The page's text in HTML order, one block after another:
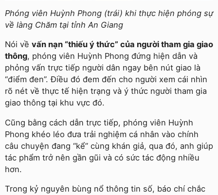
Phóng viên Huỳnh Phong (trái) khi thực hiện phóng sự
về làng Chăm tại tỉnh An Giang
Nói về vấn nạn “thiếu ý thức” của người tham gia giao
thông, phóng viên Huỳnh Phong đứng hiện dẫn và
phỏng vấn trực tiếp người dân ngay bên nút giao là
“điểm đen”. Điều đó đem đến cho người xem cái nhìn
rõ nét về thực tế hiện trạng và ý thức người tham gia
giao thông tại khu vực đó.
Cũng bằng cách dẫn trực tiếp, phóng viên Huỳnh
Phong khéo léo đưa trải nghiệm cá nhân vào chính
câu chuyện đang “kể” cùng khán giả, qua đó, anh giúp
tác phẩm trở nên gần gũi và có sức tác động nhiều
hơn.
Trong kỷ nguyên bùng nổ thông tin số, báo chí chắc